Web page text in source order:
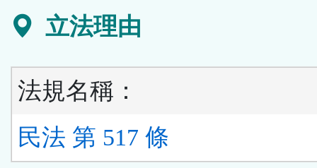
立法理由
法規名稱：
民法 第 517 條